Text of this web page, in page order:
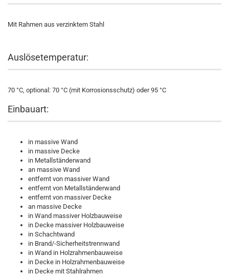
Mit Rahmen aus verzinktem Stahl
Auslösetemperatur:
70 °C, optional: 70 °C (mit Korrosionsschutz) oder 95 °C
Einbauart:
in massive Wand
in massive Decke
in Metallständerwand
an massive Wand
entfernt von massiver Wand
entfernt von Metallständerwand
entfernt von massiver Decke
an massive Decke
in Wand massiver Holzbauweise
in Decke massiver Holzbauweise
in Schachtwand
in Brand/-Sicherheitstrennwand
in Wand in Holzrahmenbauweise
in Decke in Holzrahmenbauweise
in Decke mit Stahlrahmen